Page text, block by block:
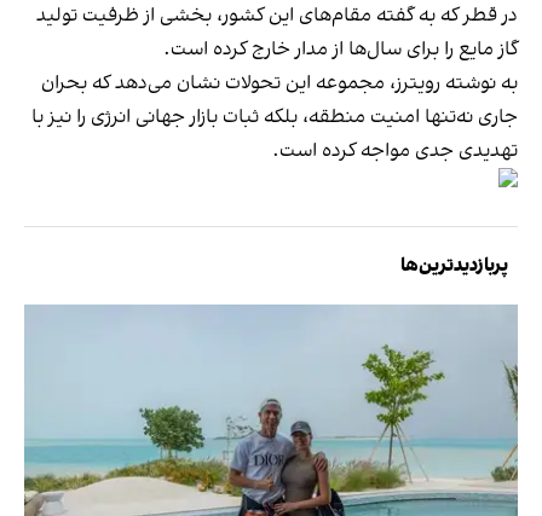
در قطر که به گفته مقام‌های این کشور، بخشی از ظرفیت تولید
گاز مایع را برای سال‌ها از مدار خارج کرده است.
به نوشته رویترز، مجموعه این تحولات نشان می‌دهد که بحران
جاری نه‌تنها امنیت منطقه، بلکه ثبات بازار جهانی انرژی را نیز با
تهدیدی جدی مواجه کرده است.
پربازدیدترین‌ها